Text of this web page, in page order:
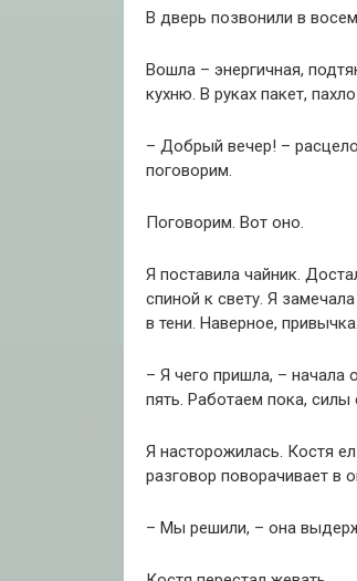
В дверь позвонили в
Вошла – энергичная,
кухню. В руках пакет,
– Добрый вечер! –
поговорим.
Поговорим. Вот оно.
Я поставила чайник.
спиной к свету. Я
в тени. Наверное, привычка.
– Я чего пришла, –
пять. Работаем пока, силы
Я насторожилась. Костя
разговор поворачивает в
– Мы решили, – она